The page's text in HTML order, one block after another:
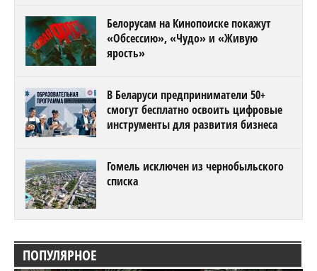
Белорусам на Кинопоиске покажут
«Обсессию», «Чудо» и «Живую
ярость»
В Беларуси предприниматели 50+
смогут бесплатно освоить цифровые
инструменты для развития бизнеса
Гомель исключен из чернобыльского
списка
ПОПУЛЯРНОЕ